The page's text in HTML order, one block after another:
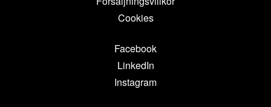
Cookies
Facebook
LinkedIn
Instagram